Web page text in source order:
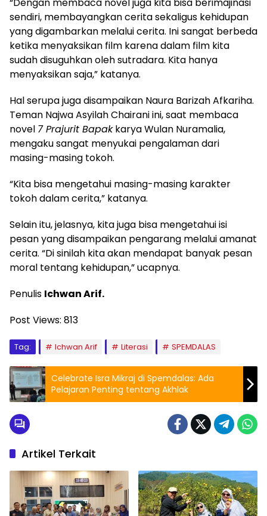
sendiri, membayangkan cerita sekaligus kehidupan
yang digambarkan melalui cerita. Ini sangat berbeda
ketika menyaksikan film karena dalam film kita
sudah disuguhkan oleh sutradara. Kita hanya
menyaksikan saja,” katanya.
Hal serupa juga disampaikan Naura Barizah Afkariha.
Teman Najwa Asyilah Chairani ini, saat membaca
novel 7 Prajurit Bapakkarya Wulan Nuramalia,
mengaku sangat menyukai pengalaman dari
masing-masing tokoh.
“Kita bisa mengetahui masing-masing karakter
tokoh dalam cerita,” katanya.
Selain itu, jelasnya, kita juga bisa mengetahui isi
pesan yang disampaikan pengarang melalui amanat
cerita. “Di sinilah kita akan mendapat banyak pesan
moral tentang kehidupan,” ucapnya.
Penulis Ichwan Arif.
Post Views: 813
Tag: Ichwan Arif Literasi SPEMDALAS
Celebrate Isra Mikraj di Spemdalas: Ada
Pelajaran Penting tentang Akhlak
Artikel Terkait